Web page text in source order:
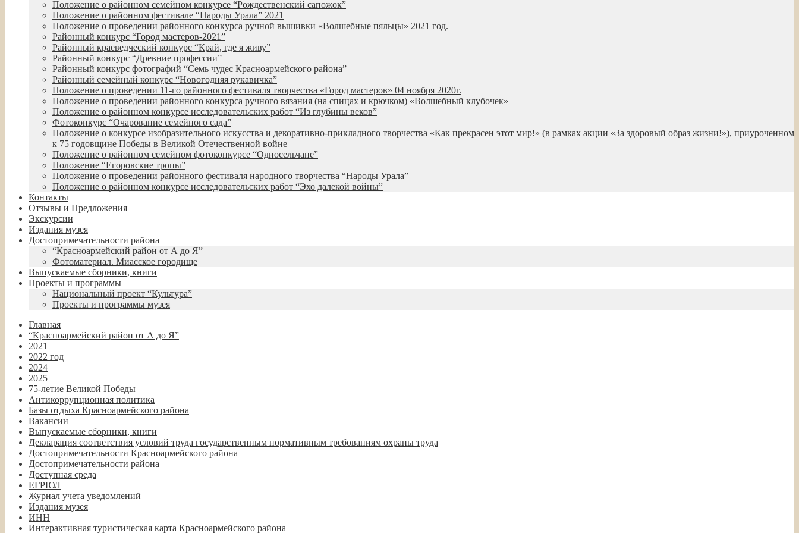
Положение о районном семейном конкурсе “Рождественский сапожок”
Положение о районном фестивале “Народы Урала” 2021
Положение о проведении районного конкурса ручной вышивки «Волшебные пяльцы» 2021 год.
Районный конкурс “Город мастеров-2021”
Районный краеведческий конкурс “Край, где я живу”
Районный конкурс “Древние профессии”
Районный конкурс фотографий “Семь чудес Красноармейского района”
Районный семейный конкурс “Новогодняя рукавичка”
Положение о проведении 11-го районного фестиваля творчества «Город мастеров» 04 ноября 2020г.
Положение о проведении районного конкурса ручного вязания (на спицах и крючком) «Волшебный клубочек»
Положение о районном конкурсе исследовательских работ “Из глубины веков”
Фотоконкурс “Очарование семейного сада”
Положение о конкурсе изобразительного искусства и декоративно-прикладного творчества «Как прекрасен этот мир!» (в рамках акции «За здоровый образ жизни!»), приуроченном
к 75 годовщине Победы в Великой Отечественной войне
Положение о районном семейном фотоконкурсе “Односельчане”
Положение “Егоровские тропы”
Положение о проведении районного фестиваля народного творчества “Народы Урала”
Положение о районном конкурсе исследовательских работ “Эхо далекой войны”
Контакты
Отзывы и Предложения
Экскурсии
Издания музея
Достопримечательности района
“Красноармейский район от А до Я”
Фотоматериал. Миасское городище
Выпускаемые сборники, книги
Проекты и программы
Национальный проект “Культура”
Проекты и программы музея
Главная
“Красноармейский район от А до Я”
2021
2022 год
2024
2025
75-летие Великой Победы
Антикоррупционная политика
Базы отдыха Красноармейского района
Вакансии
Выпускаемые сборники, книги
Декларация соответствия условий труда государственным нормативным требованиям охраны труда
Достопримечательности Красноармейского района
Достопримечательности района
Доступная среда
ЕГРЮЛ
Журнал учета уведомлений
Издания музея
ИНН
Интерактивная туристическая карта Красноармейского района